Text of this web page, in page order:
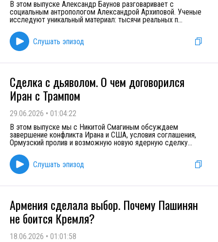
В этом выпуске Александр Баунов разговаривает с
социальным антропологом Александрой Архиповой. Ученые
исследуют уникальный материал: тысячи реальных п...
Слушать эпизод
Сделка с дьяволом. О чем договорился
Иран с Трампом
29.06.2026 • 01:04:22
В этом выпуске мы с Никитой Смагиным обсуждаем
завершение конфликта Ирана и США, условия соглашения,
Ормузский пролив и возможную новую ядерную сделку...
Слушать эпизод
Армения сделала выбор. Почему Пашинян
не боится Кремля?
18.06.2026 • 01:01:58